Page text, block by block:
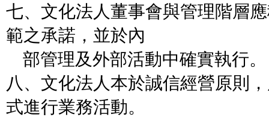
七、文化法人董事會與管理階層
範之承諾，並於內
部管理及外部活動中確實執行。
八、文化法人本於誠信經營原則
式進行業務活動。